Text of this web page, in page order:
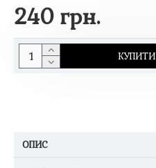
240 грн.
КУПИТИ
ОПИС